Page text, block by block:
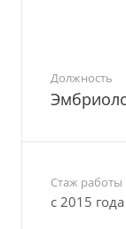
Должность
Стаж работы
с 2015 года